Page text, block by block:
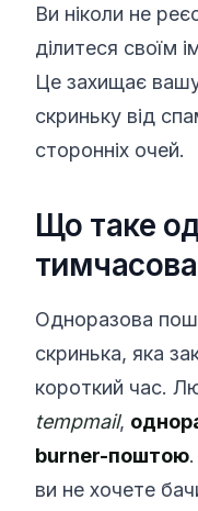
Ви ніколи не
ділитеся своїм
Це захищає
скриньку від
сторонніх очей.
Що таке
Одноразова
скринька, яка
короткий час.
tempmail,
burner-поштою
ви не хочете